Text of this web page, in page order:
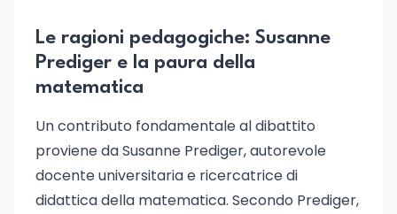
Le ragioni pedagogiche: Susanne
Prediger e la paura della
matematica
Un contributo fondamentale al dibattito
proviene da Susanne Prediger, autorevole
docente universitaria e ricercatrice di
didattica della matematica. Secondo Prediger,